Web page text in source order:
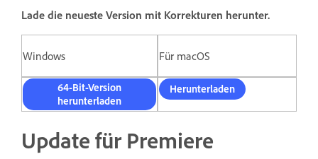
Lade die neueste Version mit Korrekturen herunter.
Windows Für macOS
64-Bit-Version
herunterladen
Herunterladen
Update für Premiere